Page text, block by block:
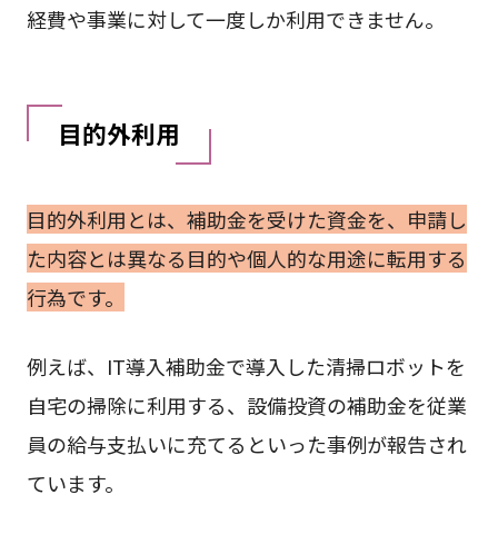
経費や事業に対して一度しか利用できません。
目的外利用
目的外利用とは、補助金を受けた資金を、申請し
た内容とは異なる目的や個人的な用途に転用する
行為です。
例えば、IT導入補助金で導入した清掃ロボットを
自宅の掃除に利用する、設備投資の補助金を従業
員の給与支払いに充てるといった事例が報告され
ています。